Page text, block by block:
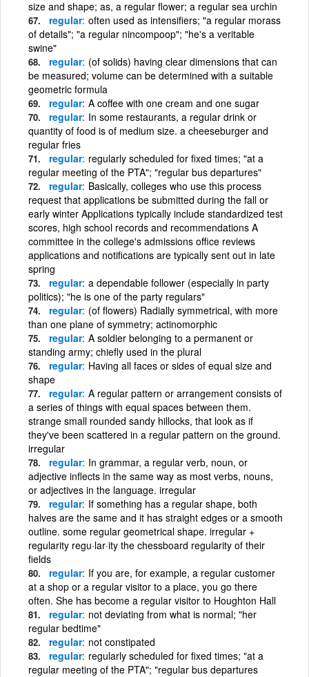
size and shape; as, a regular flower; a regular sea urchin
regular often used as intensifiers; "a regular morass
of details"; "a regular nincompoop"; "he's a veritable
swine"
regular (of solids) having clear dimensions that can
be measured; volume can be determined with a suitable
geometric formula
regular A coffee with one cream and one sugar
regular In some restaurants, a regular drink or
quantity of food is of medium size. a cheeseburger and
regular fries
regular regularly scheduled for fixed times; "at a
regular meeting of the PTA"; "regular bus departures"
regular Basically, colleges who use this process
request that applications be submitted during the fall or
early winter Applications typically include standardized test
scores, high school records and recommendations A
committee in the college's admissions office reviews
applications and notifications are typically sent out in late
spring
regular a dependable follower (especially in party
politics); "he is one of the party regulars"
regular (of flowers) Radially symmetrical, with more
than one plane of symmetry; actinomorphic
regular A soldier belonging to a permanent or
standing army; chiefly used in the plural
regular Having all faces or sides of equal size and
shape
regular A regular pattern or arrangement consists of
a series of things with equal spaces between them.
strange small rounded sandy hillocks, that look as if
they've been scattered in a regular pattern on the ground.
irregular
regular In grammar, a regular verb, noun, or
adjective inflects in the same way as most verbs, nouns,
or adjectives in the language. irregular
regular If something has a regular shape, both
halves are the same and it has straight edges or a smooth
outline. some regular geometrical shape. irregular +
regularity regu·lar·ity the chessboard regularity of their
fields
regular If you are, for example, a regular customer
at a shop or a regular visitor to a place, you go there
often. She has become a regular visitor to Houghton Hall
regular not deviating from what is normal; "her
regular bedtime"
regular not constipated
regular regularly scheduled for fixed times; "at a
regular meeting of the PTA"; "regular bus departures